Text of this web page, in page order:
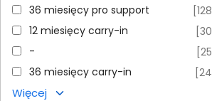
36 miesięcy pro support
36 miesięcy pro support [128
12 miesięcy carry-in
12 miesięcy carry-in [30
- - [25
36 miesięcy carry-in
36 miesięcy carry-in [24
Więcej
Dodaj do porównania